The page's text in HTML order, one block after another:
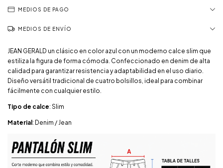
MEDIOS DE PAGO
MEDIOS DE ENVÍO
JEAN GERALD un clásico en color azul con un moderno calce slim que
estiliza la figura de forma cómoda. Confeccionado en denim de alta
calidad para garantizar resistencia y adaptabilidad en el uso diario.
Diseño versátil tradicional de cuatro bolsillos, ideal para combinar
fácilmente con cualquier estilo.
Tipo de calce: Slim
Material : Denim / Jean